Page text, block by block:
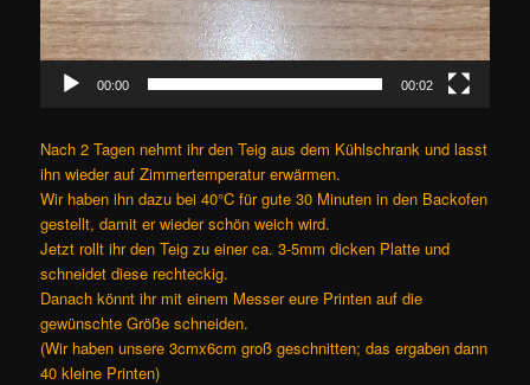
00:00 00:02
Nach 2 Tagen nehmt ihr den Teig aus dem Kühlschrank und lasst
ihn wieder auf Zimmertemperatur erwärmen.
Wir haben ihn dazu bei 40°C für gute 30 Minuten in den Backofen
gestellt, damit er wieder schön weich wird.
Jetzt rollt ihr den Teig zu einer ca. 3-5mm dicken Platte und
schneidet diese rechteckig.
Danach könnt ihr mit einem Messer eure Printen auf die
gewünschte Größe schneiden.
(Wir haben unsere 3cmx6cm groß geschnitten; das ergaben dann
40 kleine Printen)